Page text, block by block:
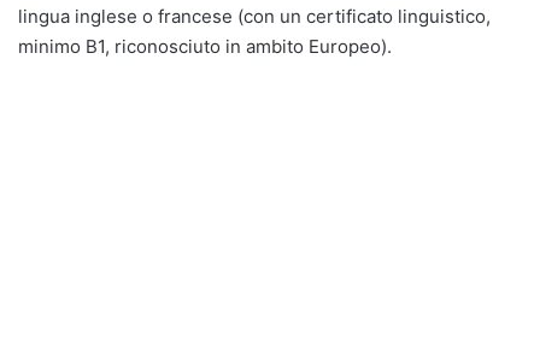
lingua inglese o francese (con un certificato linguistico,
minimo B1, riconosciuto in ambito Europeo).